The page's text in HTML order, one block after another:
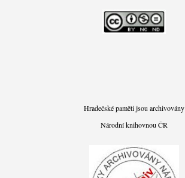
Hradečské paměti jsou archivovány
Národní knihovnou ČR